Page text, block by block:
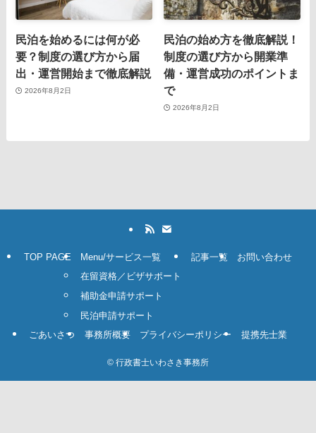
民泊を始めるには何が必
要？制度の選び方から届
出・運営開始まで徹底解説
2026年8月2日
民泊の始め方を徹底解説！
制度の選び方から開業準
備・運営成功のポイントま
で
2026年8月2日
TOP PAGE
Menu/サービス一覧
在留資格／ビザサポート
補助金申請サポート
民泊申請サポート
記事一覧 お問い合わせ
ごあいさつ 事務所概要 プライバシーポリシー 提携先士業
© 行政書士いわさき事務所